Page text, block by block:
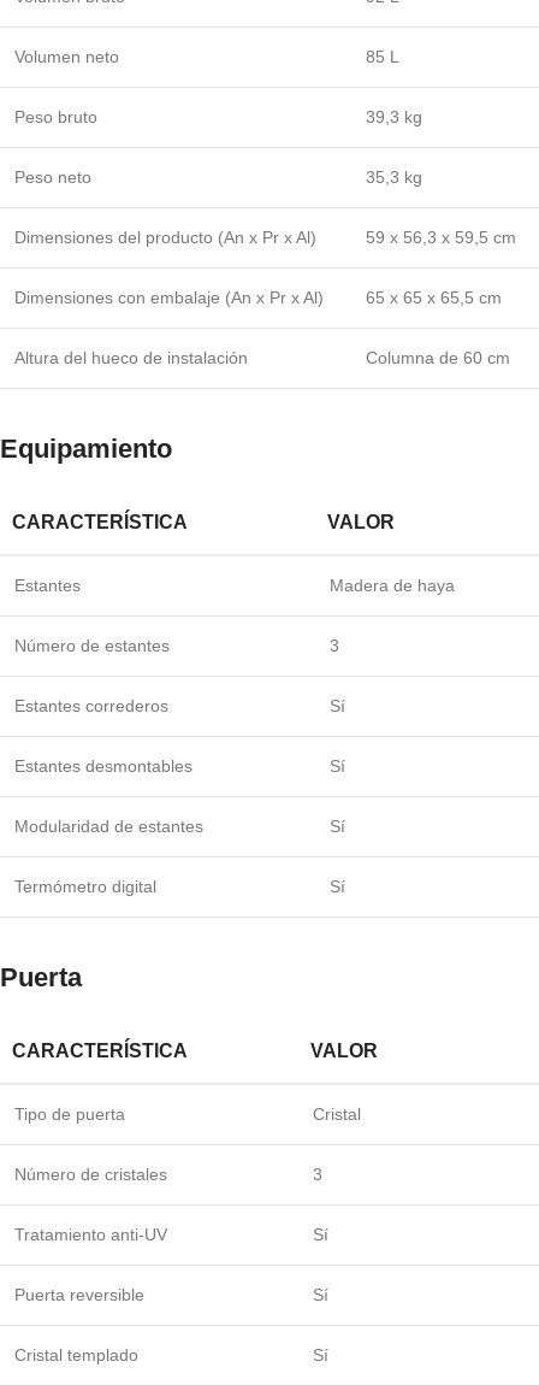
Volumen neto 85 L
Peso bruto 39,3 kg
Peso neto 35,3 kg
Dimensiones del producto (An x Pr x Al) 59 x 56,3 x 59,5 cm
Dimensiones con embalaje (An x Pr x Al) 65 x 65 x 65,5 cm
Altura del hueco de instalación Columna de 60 cm
Equipamiento
CARACTERÍSTICA VALOR
Estantes Madera de haya
Número de estantes 3
Estantes correderos Sí
Estantes desmontables Sí
Modularidad de estantes Sí
Termómetro digital Sí
Puerta
CARACTERÍSTICA VALOR
Tipo de puerta Cristal
Número de cristales 3
Tratamiento anti-UV Sí
Puerta reversible Sí
Cristal templado Sí